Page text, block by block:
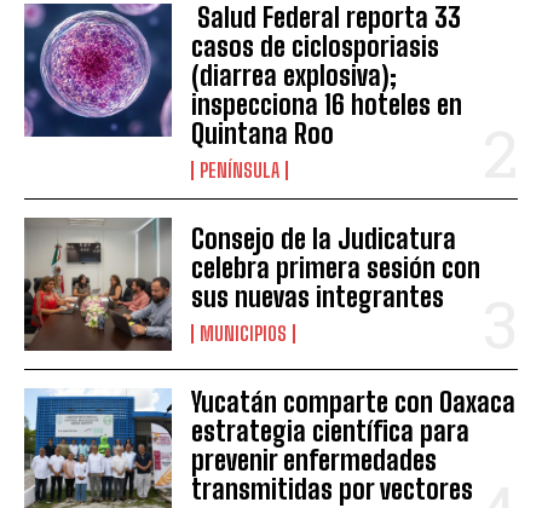
Salud Federal reporta 33
casos de ciclosporiasis
(diarrea explosiva);
inspecciona 16 hoteles en
Quintana Roo
PENÍNSULA
Consejo de la Judicatura
celebra primera sesión con
sus nuevas integrantes
MUNICIPIOS
Yucatán comparte con Oaxaca
estrategia científica para
prevenir enfermedades
transmitidas por vectores